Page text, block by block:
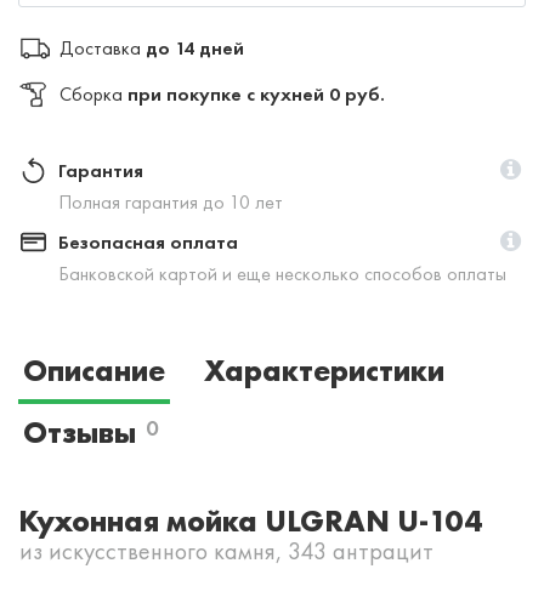
Доставка до 14 дней
Сборка при покупке с кухней 0 руб.
Гарантия
Полная гарантия до 10 лет
Безопасная оплата
Банковской картой и еще несколько способов оплаты
Описание
Характеристики
Отзывы 0
Кухонная мойка ULGRAN U-104
из искусственного камня, 343 антрацит